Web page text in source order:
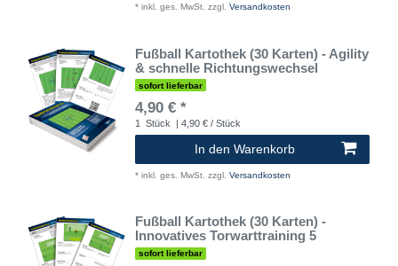
* inkl. ges. MwSt. zzgl. Versandkosten
Fußball Kartothek (30 Karten) - Agility
& schnelle Richtungswechsel
sofort lieferbar
4,90 € *
1 Stück | 4,90 € / Stück
In den Warenkorb
* inkl. ges. MwSt. zzgl. Versandkosten
Fußball Kartothek (30 Karten) -
Innovatives Torwarttraining 5
sofort lieferbar